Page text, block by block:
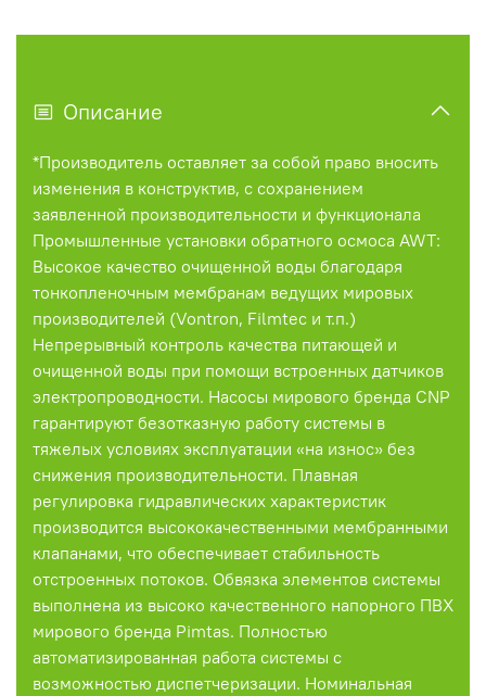
Описание
*Производитель оставляет за собой право вносить
изменения в конструктив, с сохранением
заявленной производительности и функционала
Промышленные установки обратного осмоса AWT:
Высокое качество очищенной воды благодаря
тонкопленочным мембранам ведущих мировых
производителей (Vontron, Filmtec и т.п.)
Непрерывный контроль качества питающей и
очищенной воды при помощи встроенных датчиков
электропроводности. Насосы мирового бренда CNP
гарантируют безотказную работу системы в
тяжелых условиях эксплуатации «на износ» без
снижения производительности. Плавная
регулировка гидравлических характеристик
производится высококачественными мембранными
клапанами, что обеспечивает стабильность
отстроенных потоков. Обвязка элементов системы
выполнена из высоко качественного напорного ПВХ
мирового бренда Pimtas. Полностью
автоматизированная работа системы с
возможностью диспетчеризации. Номинальная